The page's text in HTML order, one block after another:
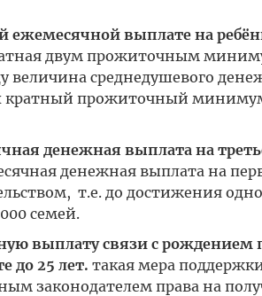
выплате на
двум прожиточным
величина среднедушевого
х кратный прожиточный
денежная выплата на
денежная выплата на
т.е. до достижения
семей.
выплату связи с рождением
до 25 лет. такая мера
законодателем права на